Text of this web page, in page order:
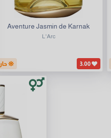
Aventure Jasmin de Karnak
L'Arc
حار